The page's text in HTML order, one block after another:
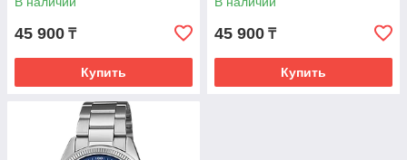
45 900 ₸
Купить
45 900 ₸
Купить